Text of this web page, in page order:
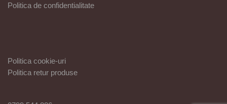
Politica de confidentialitate
Politica cookie-uri
Politica retur produse